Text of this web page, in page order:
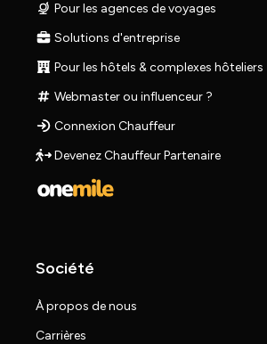
Pour les agences de voyages
Solutions d'entreprise
Pour les hôtels & complexes hôteliers
Webmaster ou influenceur ?
Connexion Chauffeur
Devenez Chauffeur Partenaire
Société
À propos de nous
Carrières